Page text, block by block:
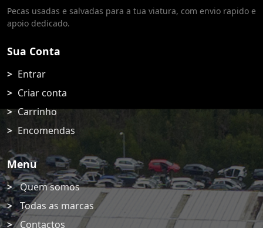
Pecas usadas e salvadas para a tua viatura, com envio rapido e
apoio dedicado.
Sua Conta
Entrar
Criar conta
Carrinho
Encomendas
Menu
Quem somos
Todas as marcas
Contactos